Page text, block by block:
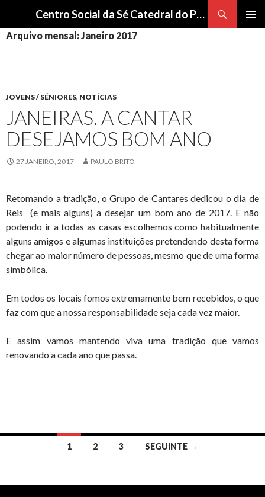
Centro Social da Sé Catedral do Porto
PARA
Arquivo mensal: Janeiro 2017
JOVENS / SÉNIORES, NOTÍCIAS
JANEIRAS. A CANTAR
DESEJAMOS BOM ANO
27 JANEIRO, 2017 PAULO BRITO
Retomando a tradição, o Grupo de Cantares dedicou o dia de
Reis (e mais alguns) a desejar um bom ano de 2017. E não
podendo ir a todas as casas escolhemos como habitualmente
alguns amigos e algumas instituições pretendendo desta forma
chegar ao maior número de pessoas, mesmo que de uma forma
simbólica.
Em todos os locais fomos extremamente bem recebidos, o que
faz com que a nossa responsabilidade seja cada vez maior.
E assim vamos mantendo viva uma tradição que vamos
renovando a cada ano que passa.
Navegação
artigos
1 2 3 SEGUINTE →